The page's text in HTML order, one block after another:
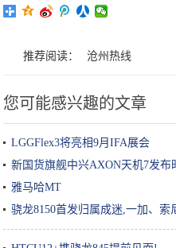
推荐阅读： 沧州热线
您可能感兴趣的文章
LGGFlex3将亮相9月IFA展会
新国货旗舰中兴AXON天机7发布
雅马哈MT
骁龙8150首发归属成迷,一加、索